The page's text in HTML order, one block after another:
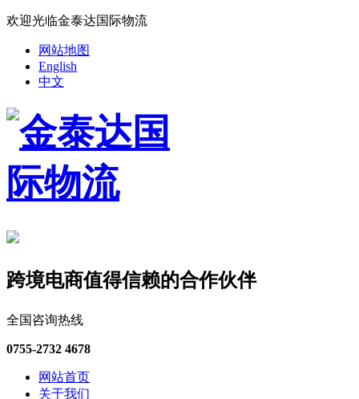
欢迎光临金泰达国际物流
网站地图
English
中文
跨境电商值得信赖的合作伙伴
全国咨询热线
0755-2732 4678
网站首页
关于我们